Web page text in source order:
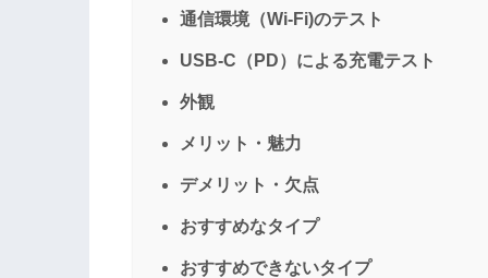
通信環境（Wi-Fi)のテスト
USB-C（PD）による充電テスト
外観
メリット・魅力
デメリット・欠点
おすすめなタイプ
おすすめできないタイプ